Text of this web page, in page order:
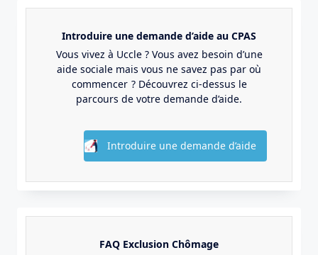
Introduire une demande d’aide au CPAS
Vous vivez à Uccle ? Vous avez besoin d’une
aide sociale mais vous ne savez pas par où
commencer ? Découvrez ci-dessus le
parcours de votre demande d’aide.
Introduire une demande d’aide
FAQ Exclusion Chômage